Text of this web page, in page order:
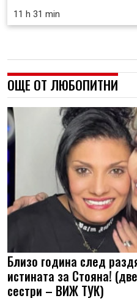
11 h 31 min
ОЩЕ ОТ ЛЮБОПИТНИ
Близо година след
истината за Стояна!
сестри – ВИЖ ТУК)